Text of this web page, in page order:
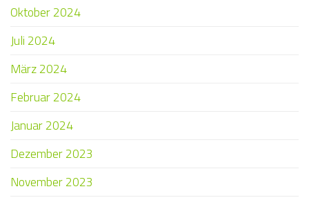
Oktober 2024
Juli 2024
März 2024
Februar 2024
Januar 2024
Dezember 2023
November 2023